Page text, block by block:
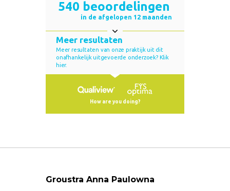
Groustra Anna Paulowna